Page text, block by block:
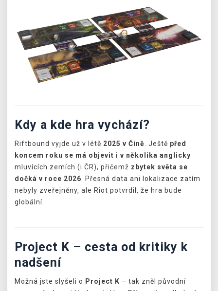
Kdy a kde hra vychází?
Riftbound vyjde už v létě 2025 v Číně . Ještě před
koncem roku se má objevit i v několika anglicky
mluvících zemích (i ČR), přičemž zbytek světa se
dočká v roce 2026 . Přesná data ani lokalizace zatím
nebyly zveřejněny, ale Riot potvrdil, že hra bude
globální.
Project K – cesta od kritiky k
nadšení
Možná jste slyšeli o Project K – tak zněl původní